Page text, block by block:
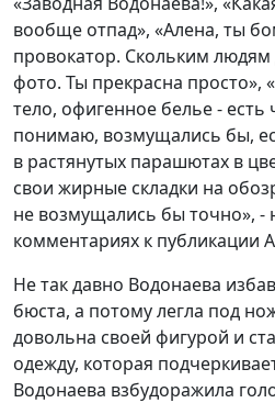
вообще отпад», «Алена, ты
провокатор. Скольким
фото. Ты прекрасна просто»,
тело, офигенное белье - есть
понимаю, возмущались бы,
в растянутых парашютах в
свои жирные складки на
не возмущались бы точно», -
комментариях к публикации
Не так давно Водонаева
бюста, а потому легла под
довольна своей фигурой и
одежду, которая
Водонаева взбудоражила